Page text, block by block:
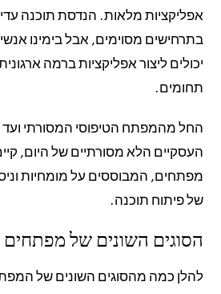
אפליקציות מלאות. הנדסת תוכנה
בתרחישים מסוימים, אבל בימינו
יכולים ליצור אפליקציות ברמה
תחומים.
החל מהמפתח הטיפוסי המסורתי
העסקיים הלא מסורתיים של היום,
מפתחים, המבוססים על מומחיות
של פיתוח תוכנה.
הסוגים השונים של מפתחים
להלן כמה מהסוגים השונים של